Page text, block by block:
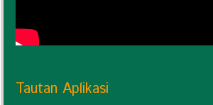
Tautan Aplikasi